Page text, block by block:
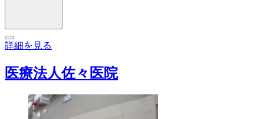
詳細を見る
医療法人佐々医院